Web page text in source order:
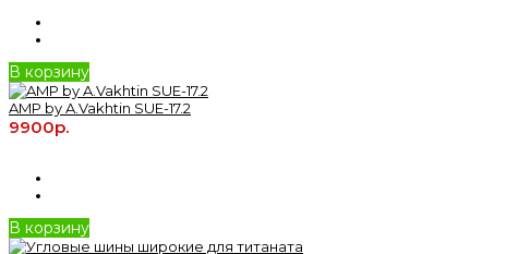
В корзину
AMP by A.Vakhtin SUE-17.2
9900р.
В корзину